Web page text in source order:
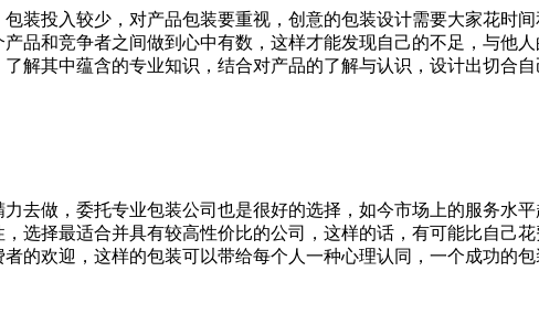
装投入较少，对产品包装要重视，创意的包装设计需要大家花时
品和竞争者之间做到心中有数，这样才能发现自己的不足，与他
解其中蕴含的专业知识，结合对产品的了解与认识，设计出切合
去做，委托专业包装公司也是很好的选择，如今市场上的服务水
选择最适合并具有较高性价比的公司，这样的话，有可能比自己
的欢迎，这样的包装可以带给每个人一种心理认同，一个成功的